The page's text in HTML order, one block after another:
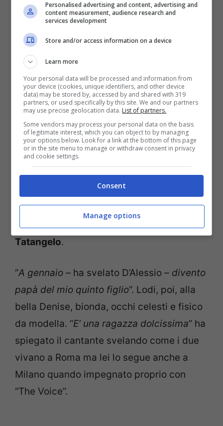
Gigi D’Alessio (screen da Instagram)
Non è un mistero che Gigi D’Alessio, dopo
l’addio definitivo ad Anna Tatangelo, sia in
attesa del suo quinto figlio, dalla nuova
compagna Denise Esposito, una28enne
napoletana, studentessa
giurisprudenza ed aspirante avvocato. Tre
i figli avuti dall’ex moglie
(tra cui proprio Luca, LDA in Amici), e poi
Andrea – oggi 11 anni – avuto daAnna
Tatangelo.
“A gennaio – ha svelato D’Alessio – divento
papà del mio quinto figlio“. Lodi, poi, alla
bella Denise, bionda, occhi celesti e fisico
da modella. “E’ una ragazza dolcissima” ha
spiegato il cantante svelando come i due
vivano a Roma ma lei lo segue anche a
Milano quando impegnato proprio con
“The Voice”.
Personalised advertising and content, advertising and
content measurement, audience research and
services development
Store and/or access information on a device
Learn more
Your personal data will be processed and information from
your device (cookies, unique identifiers, and other device
data) may be stored by, accessed by and shared with 319
partners, or used specifically by this site. We and our partners
may use precise geolocation data. List of partners.
Some vendors may process your personal data on the basis
of legitimate interest, which you can object to by managing
your options below. Look for a link at the bottom of this page
or in the site menu to manage or withdraw consent in privacy
and cookie settings.
Consent
Manage options